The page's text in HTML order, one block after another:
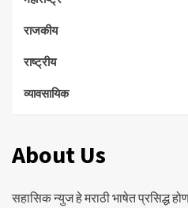
राजकीय
राष्ट्रीय
व्यावसायिक
About Us
सहासिक न्युज हे मराठी भाषेत प्रसिद्ध